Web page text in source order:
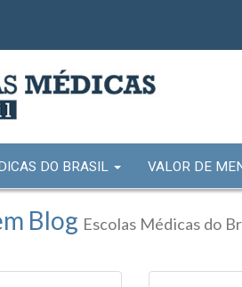
DO BRASIL VALOR DE
Blog Escolas Médicas do